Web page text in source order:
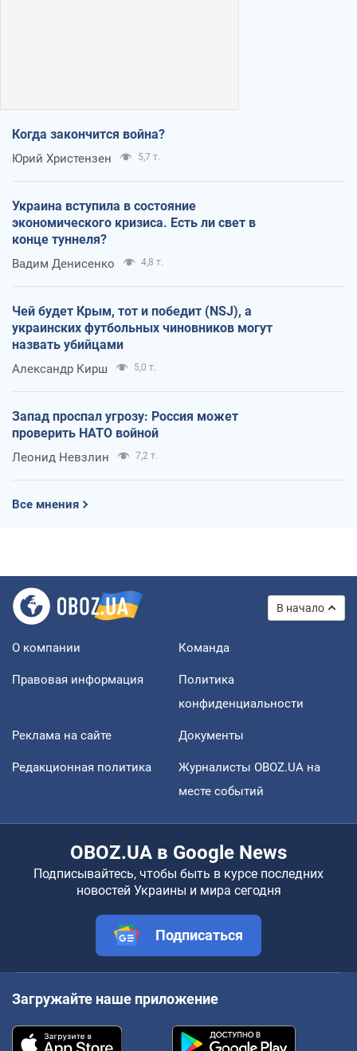
Когда закончится война?
Юрий Христензен 5,7 т.
Украина вступила в состояние
экономического кризиса. Есть ли свет в
конце туннеля?
Вадим Денисенко 4,8 т.
Чей будет Крым, тот и победит (NSJ), а
украинских футбольных чиновников могут
назвать убийцами
Александр Кирш 5,0 т.
Запад проспал угрозу: Россия может
проверить НАТО войной
Леонид Невзлин 7,2 т.
Все мнения
В начало
О компании Команда
Правовая информация
Политика
конфиденциальности
Реклама на сайте Документы
Редакционная политика
Журналисты OBOZ.UA на
месте событий
OBOZ.UA в Google News
Подписывайтесь, чтобы быть в курсе последних
новостей Украины и мира сегодня
Подписаться
Загружайте наше приложение